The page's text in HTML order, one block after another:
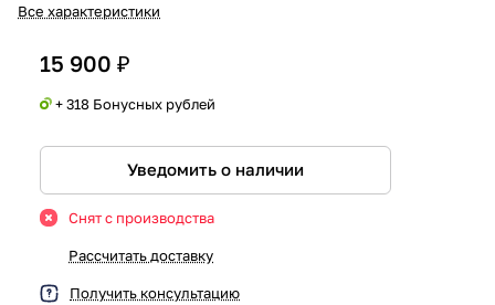
Все характеристики
15 900 ₽
+ 318 Бонусных рублей
Уведомить о наличии
Снят с производства
Рассчитать доставку
Получить консультацию